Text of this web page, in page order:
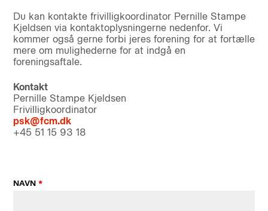
Du kan kontakte frivilligkoordinator Pernille Stampe
Kjeldsen via kontaktoplysningerne nedenfor. Vi
kommer også gerne forbi jeres forening for at fortælle
mere om mulighederne for at indgå en
foreningsaftale.
Kontakt
Pernille Stampe Kjeldsen
Frivilligkoordinator
psk@fcm.dk
+45 51 15 93 18
NAVN *